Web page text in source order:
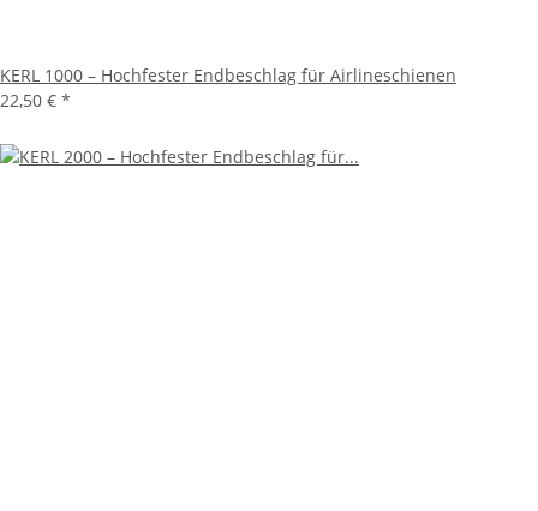
KERL 1000 – Hochfester Endbeschlag für Airlineschienen
22,50 € *